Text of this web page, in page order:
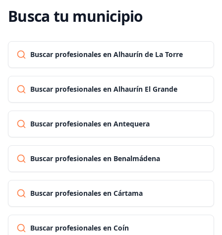
Busca tu municipio
Buscar profesionales en Alhaurín de La Torre
Buscar profesionales en Alhaurín El Grande
Buscar profesionales en Antequera
Buscar profesionales en Benalmádena
Buscar profesionales en Cártama
Buscar profesionales en Coín